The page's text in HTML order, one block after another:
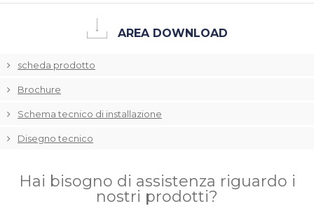
AREA DOWNLOAD
scheda prodotto
Brochure
Schema tecnico di installazione
Disegno tecnico
Hai bisogno di assistenza riguardo i
nostri prodotti?